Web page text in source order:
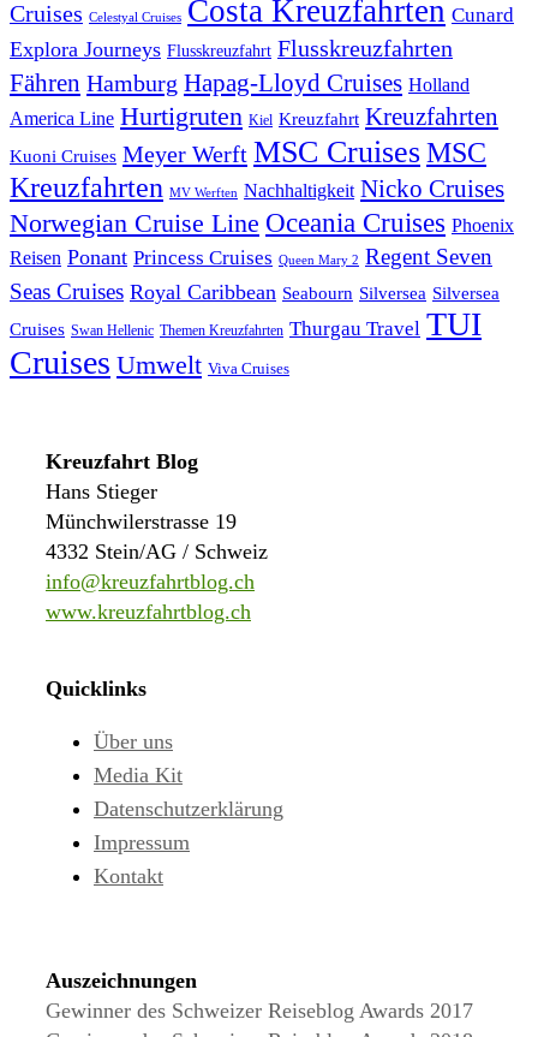
Cruises Celestyal Cruises Costa Kreuzfahrten Cunard
Explora Journeys Flusskreuzfahrt Flusskreuzfahrten
Fähren Hamburg Hapag-Lloyd Cruises Holland
America Line Hurtigruten Kiel Kreuzfahrt Kreuzfahrten
Kuoni Cruises Meyer Werft MSC CruisesMSC
Kreuzfahrten MV Werften Nachhaltigkeit Nicko Cruises
Norwegian Cruise Line Oceania Cruises Phoenix
Reisen Ponant Princess Cruises Queen Mary 2 Regent Seven
Seas Cruises Royal Caribbean Seabourn Silversea Silversea
Cruises Swan Hellenic Themen Kreuzfahrten Thurgau Travel TUI
Cruises Umwelt Viva Cruises
Kreuzfahrt Blog
Hans Stieger
Münchwilerstrasse 19
4332 Stein/AG / Schweiz
info@kreuzfahrtblog.ch
www.kreuzfahrtblog.ch
Quicklinks
Über uns
Media Kit
Datenschutzerklärung
Impressum
Kontakt
Auszeichnungen
Gewinner des Schweizer Reiseblog Awards 2017